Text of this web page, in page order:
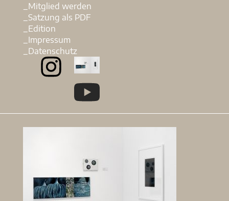
_Mitglied werden
_Satzung als PDF
_Edition
_Impressum
_Datenschutz